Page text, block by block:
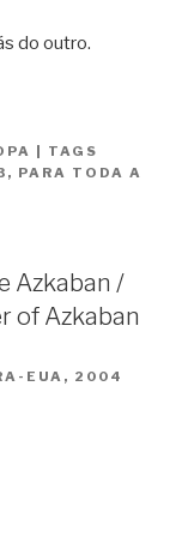
do outro.
TAGS
, PARA TODA A
Azkaban /
of Azkaban
EUA, 2004